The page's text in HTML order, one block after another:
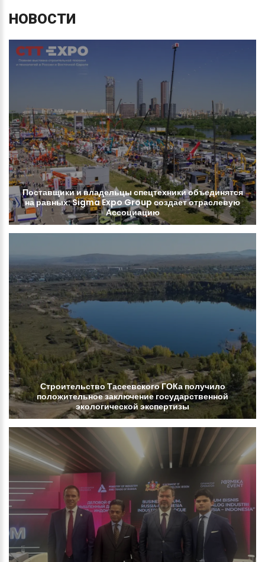
НОВОСТИ
Поставщикиивладельцыспецтехникиобъединятся
наравных:SigmaExpoGroup создаетотраслевую
Ассоциацию
СтроительствоТасеевскогоГОКаполучило
положительноезаключениегосударственной
экологической экспертизы